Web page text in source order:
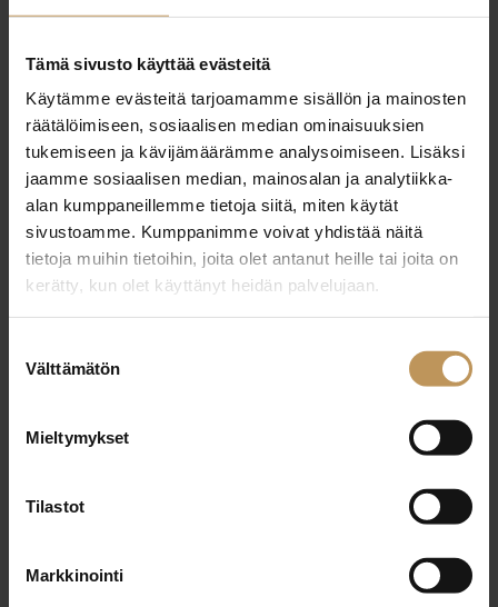
Tämä sivusto käyttää evästeitä
Käytämme evästeitä tarjoamamme sisällön ja mainosten
räätälöimiseen, sosiaalisen median ominaisuuksien
tukemiseen ja kävijämäärämme analysoimiseen. Lisäksi
jaamme sosiaalisen median, mainosalan ja analytiikka-
alan kumppaneillemme tietoja siitä, miten käytät
sivustoamme. Kumppanimme voivat yhdistää näitä
tietoja muihin tietoihin, joita olet antanut heille tai joita on
kerätty, kun olet käyttänyt heidän palvelujaan.
valinta
Välttämätön
Mieltymykset
Tilastot
Markkinointi
29.2.2024
Lue artikkeli